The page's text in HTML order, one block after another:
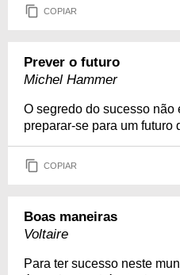
COPIAR
Prever o futuro
Michel Hammer
O segredo do sucesso não
preparar-se para um futuro
COPIAR
Boas maneiras
Voltaire
Para ter sucesso neste